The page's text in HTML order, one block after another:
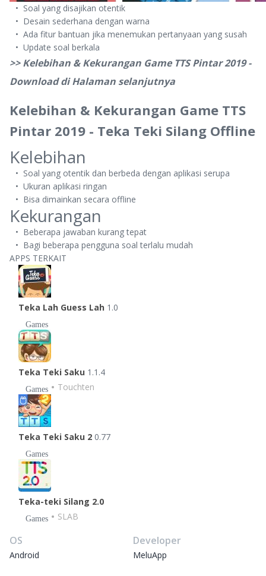
Soal yang disajikan otentik
Desain sederhana dengan warna
Ada fitur bantuan jika menemukan pertanyaan yang susah
Update soal berkala
>> Kelebihan & Kekurangan Game TTS Pintar 2019 -
Download di Halaman selanjutnya
Kelebihan & Kekurangan Game TTS
Pintar 2019 - Teka Teki Silang Offline
Kelebihan
Soal yang otentik dan berbeda dengan aplikasi serupa
Ukuran aplikasi ringan
Bisa dimainkan secara offline
Kekurangan
Beberapa jawaban kurang tepat
Bagi beberapa pengguna soal terlalu mudah
APPS TERKAIT
Teka Lah Guess Lah 1.0
Games
Teka Teki Saku 1.1.4
Games Touchten
Teka Teki Saku 2 0.77
Games
Teka-teki Silang 2.0
Games SLAB
OS
Android
Developer
MeluApp